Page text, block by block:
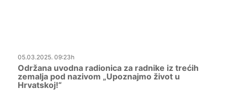
05.03.2025. 09:23h
Održana uvodna radionica za radnike iz trećih
zemalja pod nazivom „Upoznajmo život u
Hrvatskoj!“